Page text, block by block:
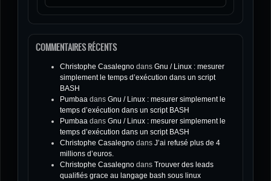
COMMENTAIRES RÉCENTS
Christophe Casalegno dans Gnu / Linux : mesurer
simplement le temps d’exécution dans un script
BASH
Pumbaa dans Gnu / Linux : mesurer simplement le
temps d’exécution dans un script BASH
Pumbaa dans Gnu / Linux : mesurer simplement le
temps d’exécution dans un script BASH
Christophe Casalegno dans J’ai refusé plus de 4
millions d’euros.
Christophe Casalegno dans Trouver des leads
qualifiés grace au langage bash sous linux